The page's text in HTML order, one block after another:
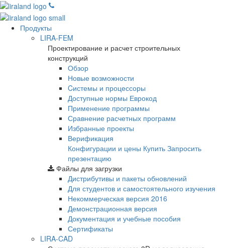
Продукты
LIRA-FEM
Проектирование и расчет строительных
конструкций
Обзор
Новые возможности
Cистемы и процессоры
Доступные нормы Еврокод
Применение программы
Сравнение расчетных программ
Избранные проекты
Верификация
Конфигурации и цены Купить Запросить
презентацию
Файлы для загрузки
Дистрибутивы и пакеты обновлений
Для студентов и самостоятельного изучения
Некоммерческая версия 2016
Демонстрационная версия
Документация и учебные пособия
Сертификаты
LIRA-CAD